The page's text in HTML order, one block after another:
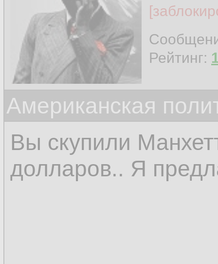
Рейтинг:
Американская
Вы скупили
долларов.. Я